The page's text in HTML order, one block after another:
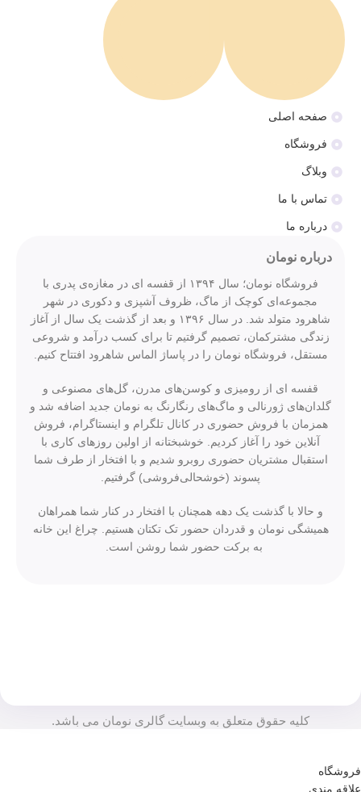
صفحه اصلی
فروشگاه
وبلاگ
تماس با ما
درباره ما
درباره نومان
فروشگاه نومان؛ سال ۱۳۹۴ از قفسه ای در مغازه‌ی پدری با
مجموعه‌ای کوچک از ماگ، ظروف آشپزی و دکوری در شهر
شاهرود متولد شد. در سال ۱۳۹۶ و بعد از گذشت یک سال از آغاز
زندگی مشترکمان، تصمیم گرفتیم تا برای کسب درآمد و شروعی
مستقل، فروشگاه نومان را در پاساژ الماس شاهرود افتتاح کنیم.
قفسه ای از رومیزی و کوسن‌های مدرن، گل‌های مصنوعی و
گلدان‌های ژورنالی و ماگ‌های رنگارنگ به نومان جدید اضافه شد و
همزمان با فروش حضوری در کانال تلگرام و اینستاگرام، فروش
آنلاین خود را آغاز کردیم. خوشبختانه از اولین روزهای کاری با
استقبال مشتریان حضوری روبرو شدیم و با افتخار از طرف شما
پسوند (خوشحالی‌فروشی) گرفتیم.
و حالا با گذشت یک دهه همچنان با افتخار در کنار شما همراهان
همیشگی نومان و قدردان حضور تک تکتان هستیم. چراغ این خانه
به برکت حضور شما روشن است.
کلیه حقوق متعلق به وبسایت گالری نومان می باشد.
فروشگاه
علاقه مندی